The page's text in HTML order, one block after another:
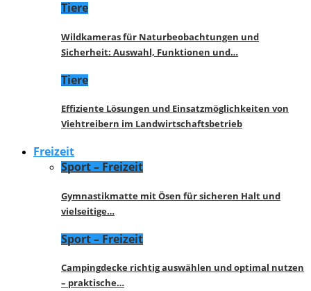
Tiere
Wildkameras für Naturbeobachtungen und
Sicherheit: Auswahl, Funktionen und…
Tiere
Effiziente Lösungen und Einsatzmöglichkeiten von
Viehtreibern im Landwirtschaftsbetrieb
Freizeit
Sport – Freizeit
Gymnastikmatte mit Ösen für sicheren Halt und
vielseitige…
Sport – Freizeit
Campingdecke richtig auswählen und optimal nutzen
– praktische…